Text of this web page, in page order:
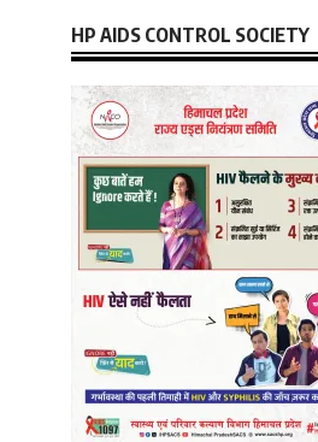
HP AIDS CONTROL SOCIETY